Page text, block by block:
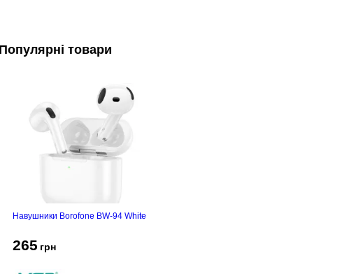
товари
Навушники Borofone BW-94 White
265 грн